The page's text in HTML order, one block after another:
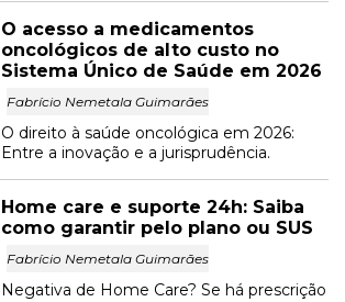
O acesso a medicamentos
oncológicos de alto custo no
Sistema Único de Saúde em 2026
Fabrício Nemetala Guimarães
O direito à saúde oncológica em 2026:
Entre a inovação e a jurisprudência.
Home care e suporte 24h: Saiba
como garantir pelo plano ou SUS
Fabrício Nemetala Guimarães
Negativa de Home Care? Se há prescrição